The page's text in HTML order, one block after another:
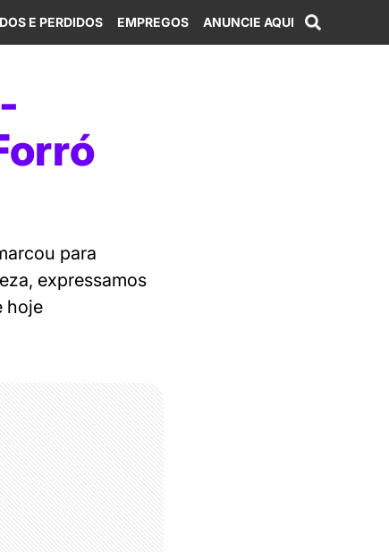
E PERDIDOS EMPREGOS ANUNCIE AQUI
para
expressamos
hoje